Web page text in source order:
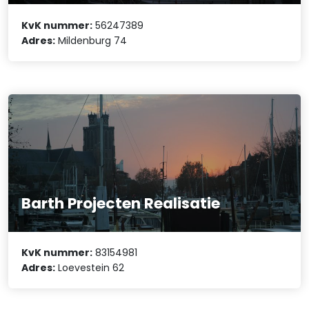
KvK nummer: 56247389
Adres: Mildenburg 74
Barth Projecten Realisatie
KvK nummer: 83154981
Adres: Loevestein 62